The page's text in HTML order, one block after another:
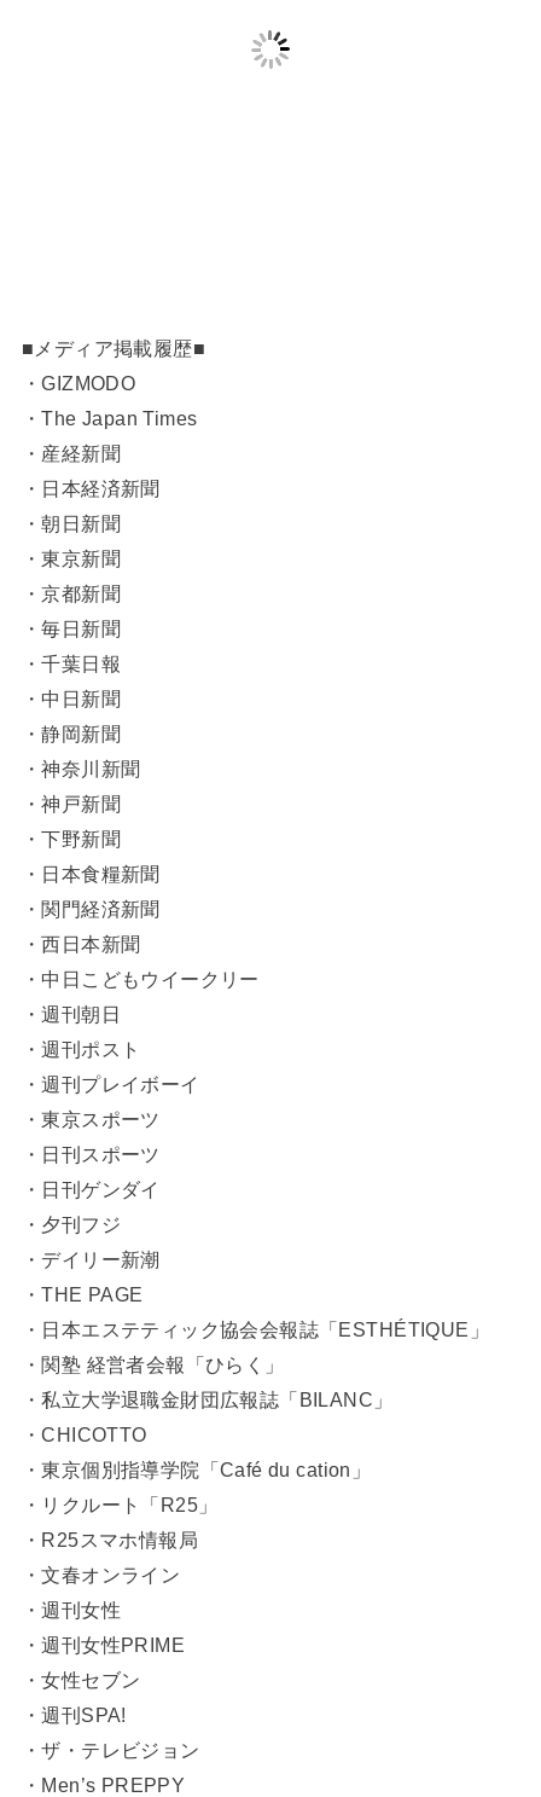
■メディア掲載履歴■
・GIZMODO
・The Japan Times
・産経新聞
・日本経済新聞
・朝日新聞
・東京新聞
・京都新聞
・毎日新聞
・千葉日報
・中日新聞
・静岡新聞
・神奈川新聞
・神戸新聞
・下野新聞
・日本食糧新聞
・関門経済新聞
・西日本新聞
・中日こどもウイークリー
・週刊朝日
・週刊ポスト
・週刊プレイボーイ
・東京スポーツ
・日刊スポーツ
・日刊ゲンダイ
・夕刊フジ
・デイリー新潮
・THE PAGE
・日本エステティック協会会報誌「ESTHÉTIQUE」
・関塾 経営者会報「ひらく」
・私立大学退職金財団広報誌「BILANC」
・CHICOTTO
・東京個別指導学院「Café du cation」
・リクルート「R25」
・R25スマホ情報局
・文春オンライン
・週刊女性
・週刊女性PRIME
・女性セブン
・週刊SPA!
・ザ・テレビジョン
・Men’s PREPPY